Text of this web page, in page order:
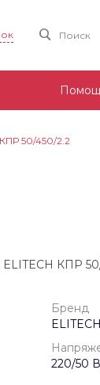
Поиск
50/450/2.2
КПР
Бренд
ELITECH
220/50